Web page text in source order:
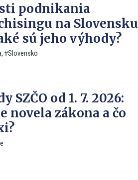
podnikania
na Slovensku
sú jeho výhody?
, Slovensko
SZČO od 1. 7. 2026:
novela zákona a čo